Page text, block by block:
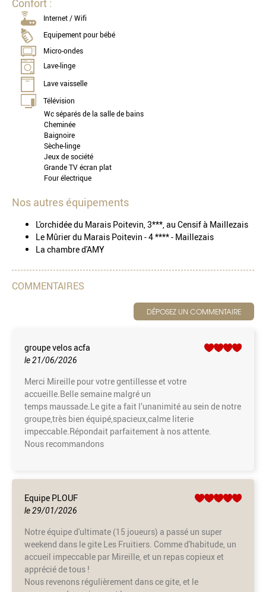
Internet / Wifi
Equipement pour bébé
Micro-ondes
Lave-linge
Lave vaisselle
Télévision
Wc séparés de la salle de bains
Cheminée
Baignoire
Sèche-linge
Jeux de société
Grande TV écran plat
Four électrique
Nos autres équipements
L'orchidée du Marais Poitevin, 3***, au Censif à Maillezais
Le Mûrier du Marais Poitevin - 4 **** - Maillezais
La chambre d'AMY
COMMENTAIRES
DÉPOSEZ UN COMMENTAIRE
groupe velos acfa
le 21/06/2026
Merci Mireille pour votre gentillesse et votre
accueille.Belle semaine malgré un
temps maussade.Le gite a fait l’unanimité au sein de notre
groupe,très bien équipé,spacieux,calme literie
impeccable.Répondait parfaitement à nos attente.
Nous recommandons
Equipe PLOUF
le 29/01/2026
Notre équipe d'ultimate (15 joueurs) a passé un super
weekend dans le gite Les Fruitiers. Comme d'habitude, un
accueil impeccable par Mireille, et un repas copieux et
apprécié de tous !
Nous revenons régulièrement dans ce gite, et le